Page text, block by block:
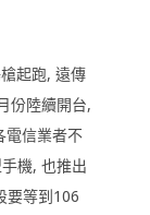
起跑, 遠傳
份陸續開台,
電信業者不
機, 也推出
要等到106